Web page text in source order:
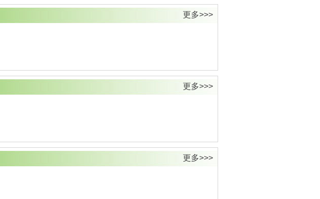
更多>>>
更多>>>
更多>>>